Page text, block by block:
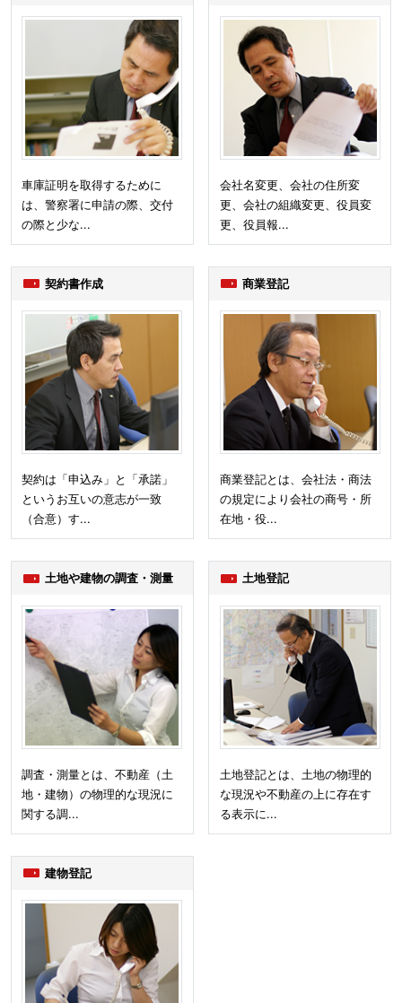
車庫証明を取得するために
は、警察署に申請の際、交付
の際と少な...
会社名変更、会社の住所変
更、会社の組織変更、役員変
更、役員報...
契約書作成
契約は「申込み」と「承諾」
というお互いの意志が一致
（合意）す...
商業登記
商業登記とは、会社法・商法
の規定により会社の商号・所
在地・役...
土地や建物の調査・測量
調査・測量とは、不動産（土
地・建物）の物理的な現況に
関する調...
土地登記
土地登記とは、土地の物理的
な現況や不動産の上に存在す
る表示に...
建物登記